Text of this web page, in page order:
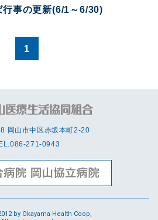
事の更新(6/1～6/30)
1
岡⼭市中区赤坂本町2-20
086-271-0943
by Okayama Health Coop,